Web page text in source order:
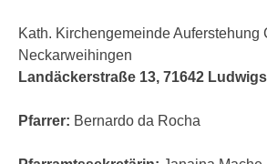
Kath. Kirchengemeinde Auferstehung
Neckarweihingen
Landäckerstraße 13, 71642
Pfarrer: Bernardo da Rocha